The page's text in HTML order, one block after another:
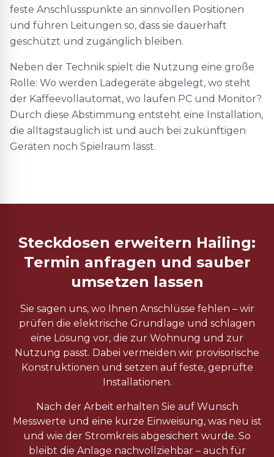
feste Anschlusspunkte an sinnvollen Positionen
und führen Leitungen so, dass sie dauerhaft
geschützt und zugänglich bleiben.
Neben der Technik spielt die Nutzung eine große
Rolle: Wo werden Ladegeräte abgelegt, wo steht
der Kaffeevollautomat, wo laufen PC und Monitor?
Durch diese Abstimmung entsteht eine Installation,
die alltagstauglich ist und auch bei zukünftigen
Geräten noch Spielraum lässt.
Steckdosen erweitern Hailing:
Termin anfragen und sauber
umsetzen lassen
Sie sagen uns, wo Ihnen Anschlüsse fehlen – wir
prüfen die elektrische Grundlage und schlagen
eine Lösung vor, die zur Wohnung und zur
Nutzung passt. Dabei vermeiden wir provisorische
Konstruktionen und setzen auf feste, geprüfte
Installationen.
Nach der Arbeit erhalten Sie auf Wunsch
Messwerte und eine kurze Einweisung, was neu ist
und wie der Stromkreis abgesichert wurde. So
bleibt die Anlage nachvollziehbar – auch für